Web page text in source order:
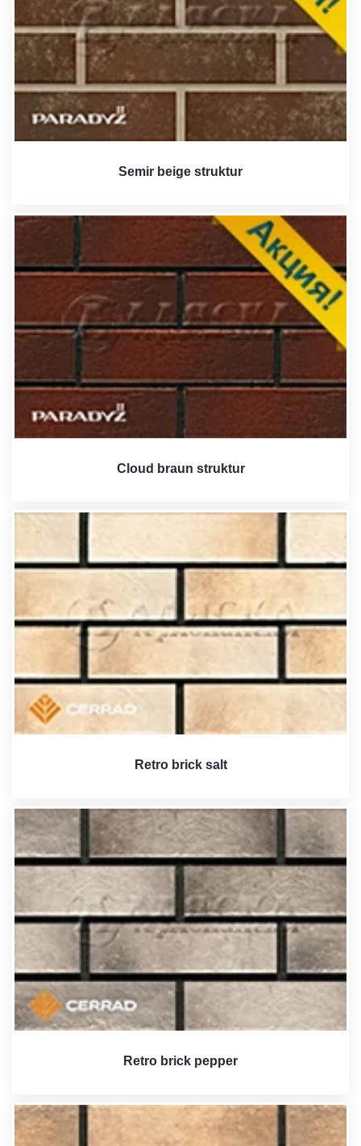
Semir beige struktur
Cloud braun struktur
Retro brick salt
Retro brick pepper